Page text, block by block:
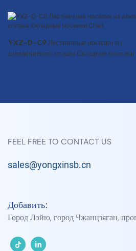
YXZ-D-C9 Лестничные носилки из
алюминиевого сплава Складные
FEEL FREE TO CONTACT US
sales@yongxinsb.cn
Добавить:
Город Лэйю, город Чжанцзяган,